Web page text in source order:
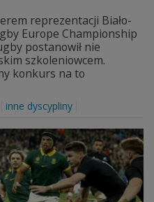
reprezentacji Biało-
Europe Championship
postanowił nie
szkoleniowcem.
konkurs na to
inne dyscypliny